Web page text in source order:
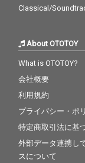
Classical/
About OTOTOY
What is OTOTOY?
会社概要
利用規約
プライバシー・ポ
特定商取引法に基
外部データ連携し
スについて